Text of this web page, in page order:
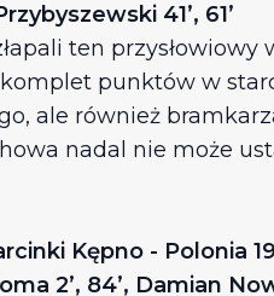
41’, 61’
ten
punktów w
ale również
nadal nie może
Kępno - Polonia
2’, 84’, Damian